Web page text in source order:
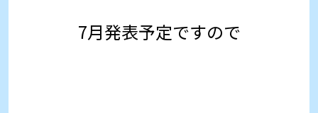
7月発表予定ですので